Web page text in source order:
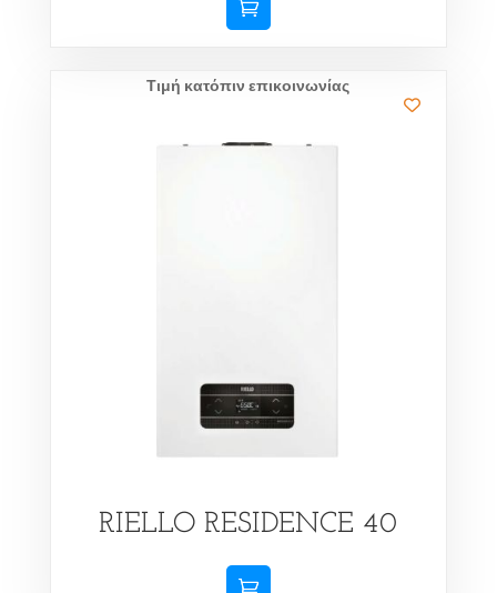
Τιμή κατόπιν επικοινωνίας
RIELLO RESIDENCE 40